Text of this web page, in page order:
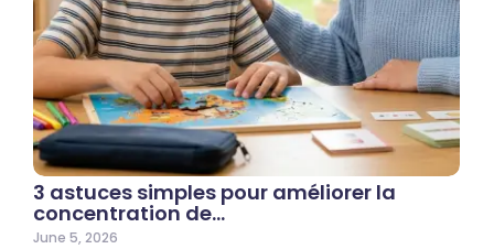
3 astuces simples pour améliorer la
concentration de…
June 5, 2026